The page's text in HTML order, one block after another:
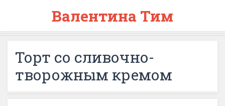
Валентина Тим
Торт со сливочно-
творожным кремом